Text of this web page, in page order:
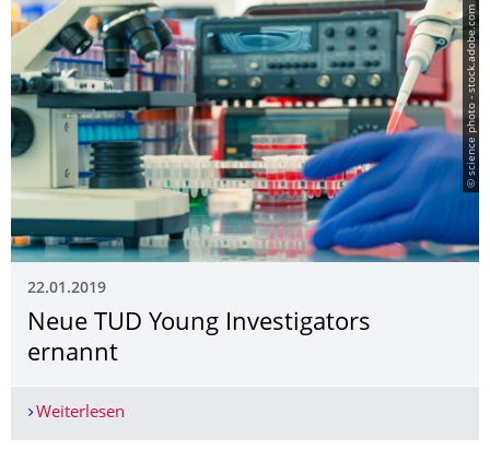
© science photo - stock.adobe.com
22.01.2019
Neue TUD Young Investigators
ernannt
Weiterlesen